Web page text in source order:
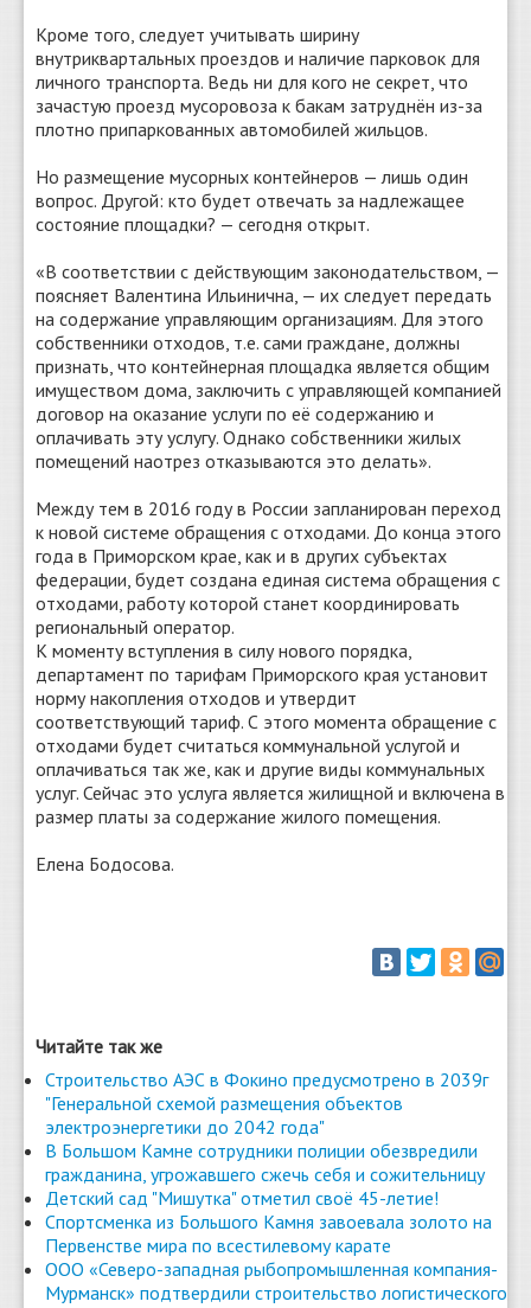
Кроме того, следует учитывать ширину
внутриквартальных проездов и наличие парковок для
личного транспорта. Ведь ни для кого не секрет, что
зачастую проезд мусоровоза к бакам затруднён из-за
плотно припаркованных автомобилей жильцов.
Но размещение мусорных контейнеров — лишь один
вопрос. Другой: кто будет отвечать за надлежащее
состояние площадки? — сегодня открыт.
«В соответствии с действующим законодательством, —
поясняет Валентина Ильинична, — их следует передать
на содержание управляющим организациям. Для этого
собственники отходов, т.е. сами граждане, должны
признать, что контейнерная площадка является общим
имуществом дома, заключить с управляющей компанией
договор на оказание услуги по её содержанию и
оплачивать эту услугу. Однако собственники жилых
помещений наотрез отказываются это делать».
Между тем в 2016 году в России запланирован переход
к новой системе обращения с отходами. До конца этого
года в Приморском крае, как и в других субъектах
федерации, будет создана единая система обращения с
отходами, работу которой станет координировать
региональный оператор.
К моменту вступления в силу нового порядка,
департамент по тарифам Приморского края установит
норму накопления отходов и утвердит
соответствующий тариф. С этого момента обращение с
отходами будет считаться коммунальной услугой и
оплачиваться так же, как и другие виды коммунальных
услуг. Сейчас это услуга является жилищной и включена в
размер платы за содержание жилого помещения.
Елена Бодосова.
Читайте так же
Строительство АЭС в Фокино предусмотрено в 2039г
"Генеральной схемой размещения объектов
электроэнергетики до 2042 года"
В Большом Камне сотрудники полиции обезвредили
гражданина, угрожавшего сжечь себя и сожительницу
Детский сад "Мишутка" отметил своё 45-летие!
Спортсменка из Большого Камня завоевала золото на
Первенстве мира по всестилевому карате
ООО «Северо-западная рыбопромышленная компания-
Мурманск» подтвердили строительство логистического